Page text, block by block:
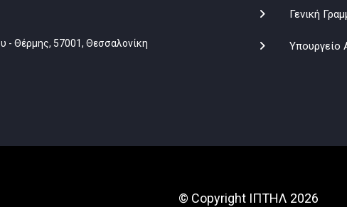
- Θέρμης, 57001, Θεσσαλονίκη
Γενική
Υπουργείο
© Copyright ΙΠΤΗΛ 2026